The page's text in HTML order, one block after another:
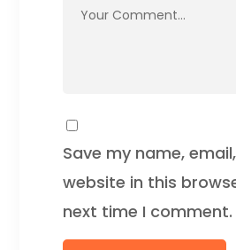
Save my name,
website in this
next time I comment.